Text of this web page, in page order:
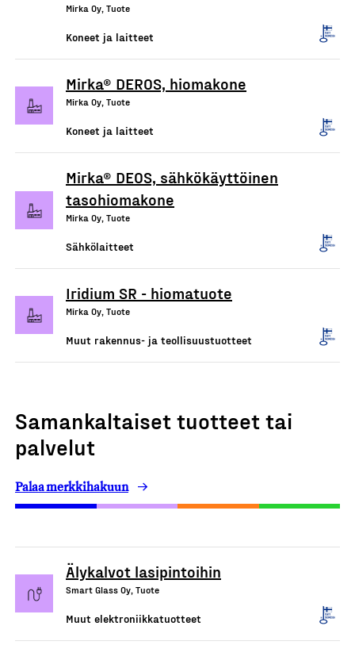
Mirka Oy, Tuote
Koneet ja laitteet
Mirka® DEROS, hiomakone
Mirka Oy, Tuote
Koneet ja laitteet
Mirka® DEOS, sähkökäyttöinen
tasohiomakone
Mirka Oy, Tuote
Sähkölaitteet
Iridium SR - hiomatuote
Mirka Oy, Tuote
Muut rakennus- ja teollisuustuotteet
Samankaltaiset tuotteet tai
palvelut
Palaa merkkihakuun
Älykalvot lasipintoihin
Smart Glass Oy, Tuote
Muut elektroniikkatuotteet